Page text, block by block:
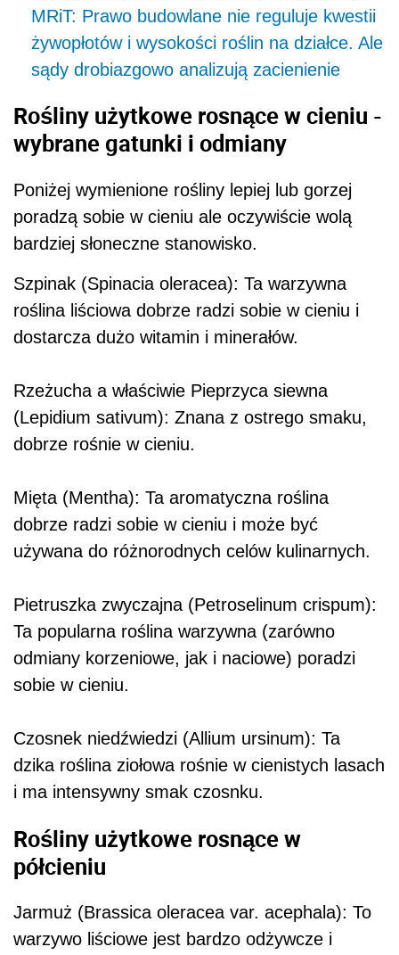
MRiT: Prawo budowlane nie reguluje kwestii
żywopłotów i wysokości roślin na działce. Ale
sądy drobiazgowo analizują zacienienie
Rośliny użytkowe rosnące w cieniu -
wybrane gatunki i odmiany
Poniżej wymienione rośliny lepiej lub gorzej
poradzą sobie w cieniu ale oczywiście wolą
bardziej słoneczne stanowisko.
Szpinak (Spinacia oleracea): Ta warzywna
roślina liściowa dobrze radzi sobie w cieniu i
dostarcza dużo witamin i minerałów.
Rzeżucha a właściwie Pieprzyca siewna
(Lepidium sativum): Znana z ostrego smaku,
dobrze rośnie w cieniu.
Mięta (Mentha): Ta aromatyczna roślina
dobrze radzi sobie w cieniu i może być
używana do różnorodnych celów kulinarnych.
Pietruszka zwyczajna (Petroselinum crispum):
Ta popularna roślina warzywna (zarówno
odmiany korzeniowe, jak i naciowe) poradzi
sobie w cieniu.
Czosnek niedźwiedzi (Allium ursinum): Ta
dzika roślina ziołowa rośnie w cienistych lasach
i ma intensywny smak czosnku.
Rośliny użytkowe rosnące w
półcieniu
Jarmuż (Brassica oleracea var. acephala): To
warzywo liściowe jest bardzo odżywcze i